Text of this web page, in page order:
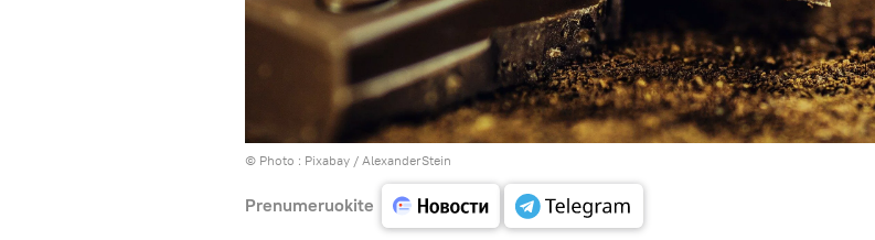
© Photo : Рixabay / AlexanderStein
Prenumeruokite